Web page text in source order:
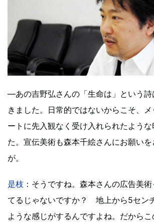
―あの吉野弘さんの「生命は」という
きました。日常的ではないからこそ、
ートに先入観なく受け入れられたよう
た。宣伝美術も森本千絵さんにお願い
が。
是枝 ：そうですね。森本さんの広告美
てるじゃないですか？ 地上から5セン
ような感じがするんですよね。だから